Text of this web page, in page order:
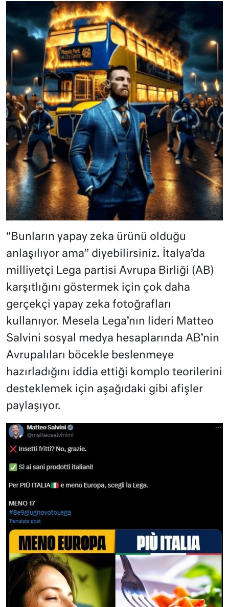
“Bunların yapay zeka ürünü olduğu
anlaşılıyor ama” diyebilirsiniz. İtalya’da
milliyetçi Lega partisi Avrupa Birliği (AB)
karşıtlığını göstermek için çok daha
gerçekçi yapay zeka fotoğrafları
kullanıyor. Mesela Lega’nın lideri Matteo
Salvini sosyal medya hesaplarında AB’nin
Avrupalıları böcekle beslenmeye
hazırladığını iddia ettiği komplo teorilerini
desteklemek için aşağıdaki gibi afişler
paylaşıyor.